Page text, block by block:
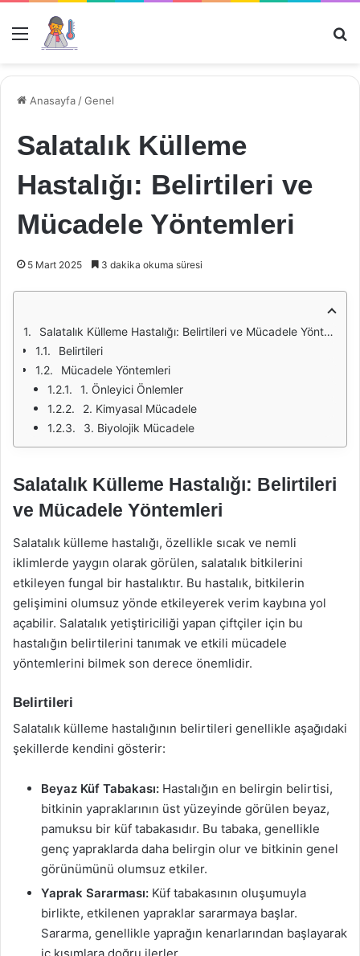
Menü
Anasayfa /Genel
Salatalık Külleme
Hastalığı: Belirtileri ve
Mücadele Yöntemleri
5 Mart 2025 3 dakika okuma süresi
Salatalık Külleme Hastalığı: Belirtileri ve Mücadele Yöntemleri
Belirtileri
Mücadele Yöntemleri
1. Önleyici Önlemler
2. Kimyasal Mücadele
3. Biyolojik Mücadele
Salatalık Külleme Hastalığı: Belirtileri
ve Mücadele Yöntemleri
Salatalık külleme hastalığı, özellikle sıcak ve nemli
iklimlerde yaygın olarak görülen, salatalık bitkilerini
etkileyen fungal bir hastalıktır. Bu hastalık, bitkilerin
gelişimini olumsuz yönde etkileyerek verim kaybına yol
açabilir. Salatalık yetiştiriciliği yapan çiftçiler için bu
hastalığın belirtilerini tanımak ve etkili mücadele
yöntemlerini bilmek son derece önemlidir.
Belirtileri
Salatalık külleme hastalığının belirtileri genellikle aşağıdaki
şekillerde kendini gösterir:
Beyaz Küf Tabakası: Hastalığın en belirgin belirtisi,
bitkinin yapraklarının üst yüzeyinde görülen beyaz,
pamuksu bir küf tabakasıdır. Bu tabaka, genellikle
genç yapraklarda daha belirgin olur ve bitkinin genel
görünümünü olumsuz etkiler.
Yaprak Sararması: Küf tabakasının oluşumuyla
birlikte, etkilenen yapraklar sararmaya başlar.
Sararma, genellikle yaprağın kenarlarından başlayarak